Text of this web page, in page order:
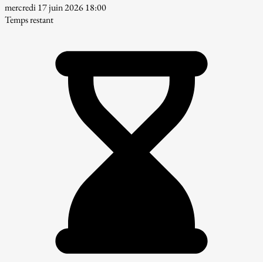
mercredi 17 juin 2026 18:00
Temps restant